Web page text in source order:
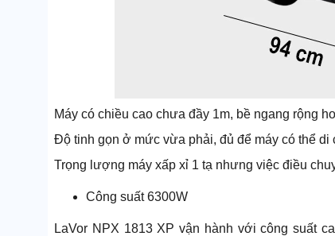
Máy có chiều cao chưa đầy 1m, bề ngang rộng
Độ tinh gọn ở mức vừa phải, đủ để máy có thể
Trọng lượng máy xấp xỉ 1 tạ nhưng việc điều
Công suất 6300W
LaVor NPX 1813 XP vận hành với công suất